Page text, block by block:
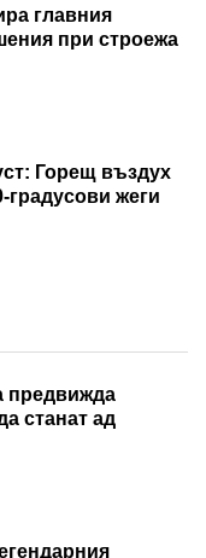
главния
при строежа
Горещ въздух
жеги
предвижда
станат ад